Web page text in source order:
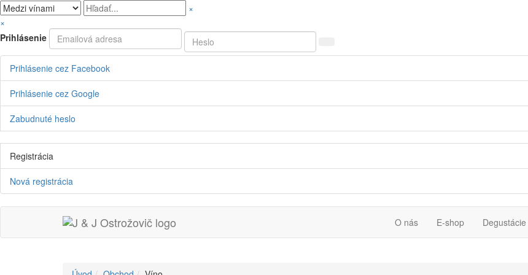
×
×
Prihlásenie
Prihlásenie cez Facebook
Prihlásenie cez Google
Zabudnuté heslo
Registrácia
Nová registrácia
O nás E-shop Degustácie